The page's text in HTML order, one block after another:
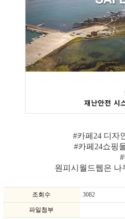
#카페24 디자
#카페24쇼핑
원피시월드웹은
조회수 3082
파일첨부